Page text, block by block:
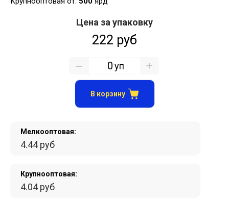
Мелкооптовая:
4.44 руб
Крупнооптовая:
4.04 руб
Цена за упаковку
222 руб
уп
В корзину